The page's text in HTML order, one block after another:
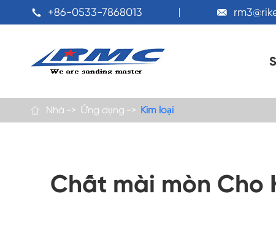
 +86-0533-7868013 
 Nhà Ứng dụng Kim loại
Chất mài mòn Cho